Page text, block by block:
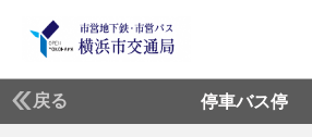
戻る 停車バス停